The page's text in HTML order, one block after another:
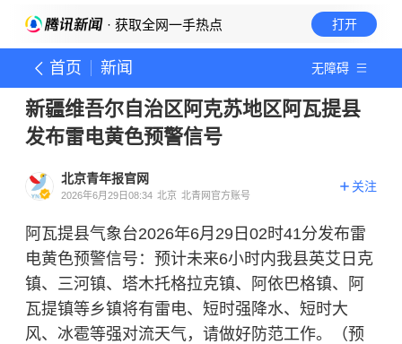
· 获取全网一手热点 打开
首页 新闻 无障碍
新疆维吾尔自治区阿克苏地区阿瓦提县
发布雷电黄色预警信号
北京青年报官网
2026年6月29日08:34 北京 北青网官方账号
关注
阿瓦提县气象台2026年6月29日02时41分发布雷
电黄色预警信号：预计未来6小时内我县英艾日克
镇、三河镇、塔木托格拉克镇、阿依巴格镇、阿
瓦提镇等乡镇将有雷电、短时强降水、短时大
风、冰雹等强对流天气，请做好防范工作。（预